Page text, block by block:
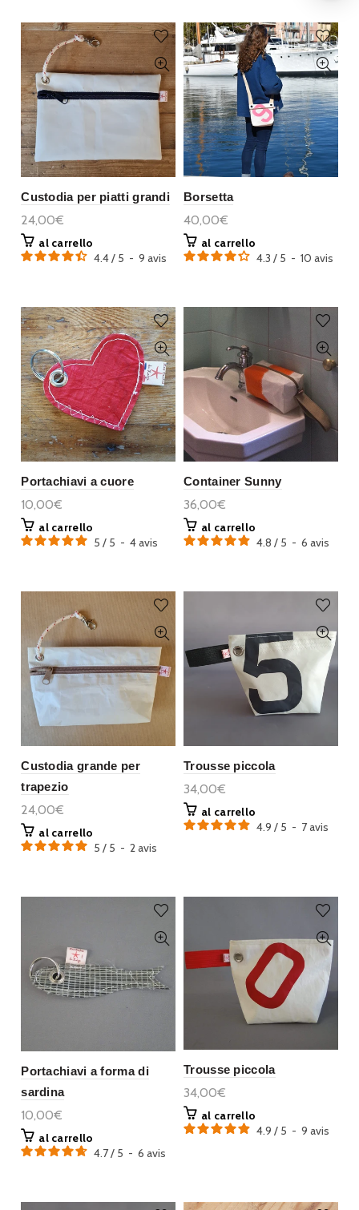
Custodia per piatti grandi
24,00€
al carrello
4.4/ 5 - 9avis
Borsetta
40,00€
al carrello
4.3 / 5 - 10 avis
Portachiavi a cuore
10,00€
al carrello
5 / 5 - 4avis
Container Sunny
36,00€
al carrello
4.8 / 5 - 6 avis
Custodia grande per
trapezio
24,00€
al carrello
5 / 5 - 2avis
Trousse piccola
34,00€
al carrello
4.9 / 5 - 7avis
Portachiavi a forma di
sardina
10,00€
al carrello
4.7/ 5 - 6avis
Trousse piccola
34,00€
al carrello
4.9 / 5 - 9 avis